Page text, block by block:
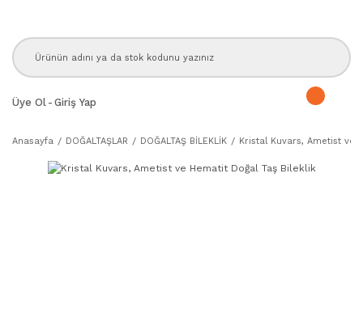
Üye Ol - Giriş Yap
Anasayfa DOĞALTAŞLAR DOĞALTAŞ BİLEKLİK Kristal Kuvars, Ametist ve